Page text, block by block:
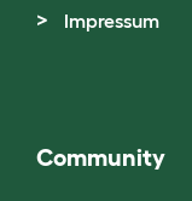
Impressum
Community